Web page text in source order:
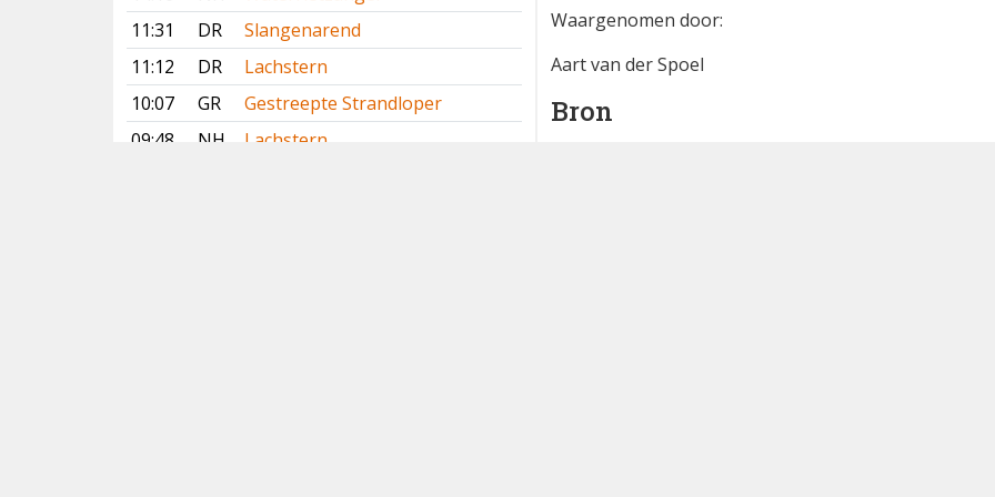
11:31
DR
Slangenarend
11:12
DR
Lachstern
10:07
GR
Gestreepte Strandloper
09:48
NH
Lachstern
Extra informatie